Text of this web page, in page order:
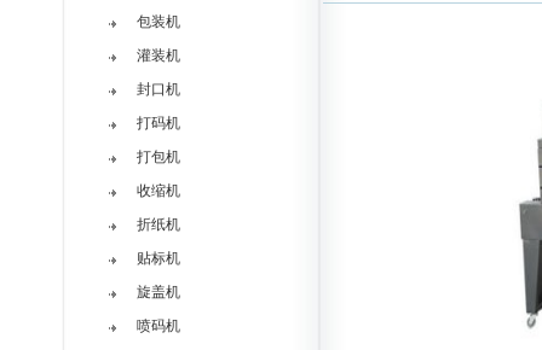
包装机
灌装机
封口机
打码机
打包机
收缩机
折纸机
贴标机
旋盖机
喷码机